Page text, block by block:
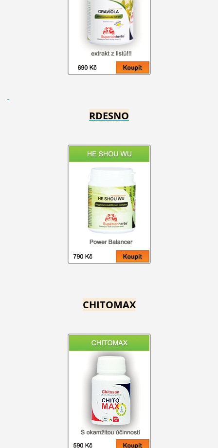
RDESNO
CHITOMAX